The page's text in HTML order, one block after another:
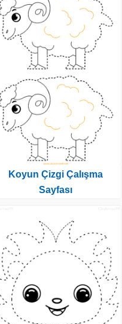
Koyun Çizgi Çalışma
Sayfası